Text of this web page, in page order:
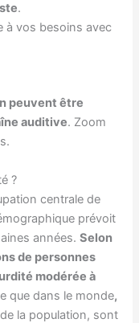
.
à vos besoins avec
peuvent être
auditive. Zoom
?
centrale de
prévoit
années.Selon
de personnes
modérée à
que dans le monde,
la population, sont